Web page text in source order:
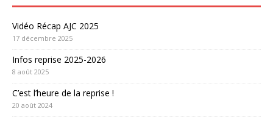
Vidéo Récap AJC 2025
17 décembre 2025
Infos reprise 2025-2026
8 août 2025
C’est l’heure de la reprise !
20 août 2024